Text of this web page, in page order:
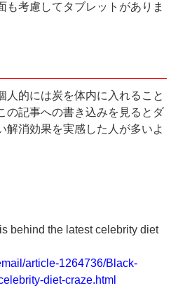
も考慮してタブレットがありま
人的には炭を体内に入れること
の記事への書き込みを見るとダ
解消効果を実感した人が多いよ
behind the latest celebrity diet
article-1264736/Black-
diet-craze.html